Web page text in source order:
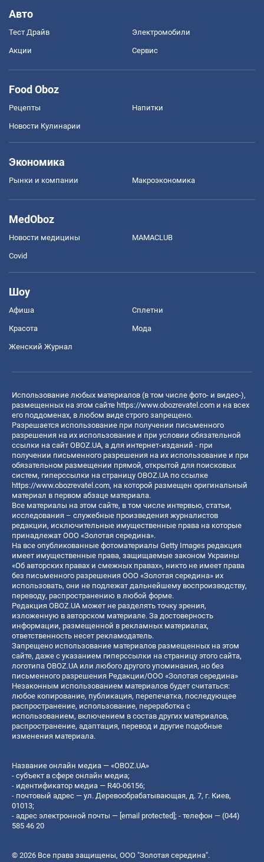
Авто
Тест Драйв Электромобили
Акции Сервис
Food Oboz
Рецепты Напитки
Новости Кулинарии
Экономика
Рынки и компании Mакроэкономика
MedOboz
Новости медицины MAMACLUB
Covid
Шоу
Афиша Сплетни
Красота Мода
Женский Журнал
Использование любых материалов (в том числе фото- и видео-),
размещенных на этом сайте https://www.obozrevatel.com и на всех
его поддоменах, в любом виде строго запрещено.
Разрешается использование при получении письменного
разрешения на их использование и при условии обязательной
ссылки на сайт OBOZ.UA, а для интернет-изданий - при
получении письменного разрешения на их использование и при
обязательном размещении прямой, открытой для поисковых
систем, гиперссылки на страницу OBOZ.UA по ссылке
https://www.obozrevatel.com, на которой размещен оригинальный
материал в первом абзаце материала.
Все материалы на этом сайте, в том числе интервью, статьи,
исследования – служебные произведения журналистов
редакции, исключительные имущественные права на которые
принадлежат ООО «Золотая середина».
На все опубликованные фотоматериалы Getty Images редакция
имеет имущественные права, защищаемые законом Украины
«Об авторских правах и смежных правах», никто не имеет права
без письменного разрешения ООО «Золотая середина» их
использовать, они не подлежат дальнейшему воспроизводству,
переводу, распространению в любой форме.
Редакция OBOZ.UA может не разделять точку зрения,
изложенную в авторском материале. За достоверность
информации, размещенной в рекламных материалах,
ответственность несет рекламодатель.
Запрещено использование материалов размещенных на этом
сайте, даже с указанием гиперссылки на страницу этого сайта,
логотипа OBOZ.UA или любого другого упоминания, но без
письменного разрешения Редакции/ООО «Золотая середина»
Незаконным использованием материалов будет считаться:
любое копирование, публикация, перепечатка, последующее
распространение, использование, переработка с
использованием, включением в состав других материалов,
распространение, адаптация, перевод и другие подобные
изменения материала.
Название онлайн медиа — «OBOZ.UA»
- субъект в сфере онлайн медиа;
- идентификатор медиа — R40-06156;
- почтовый адрес — ул. Деревообрабатывающая, д. 7, г. Киев,
01013;
- адрес электронной почты — [email protected] ; - телефон — (044)
585 46 20
© 2026 Все права защищены, ООО "Золотая середина".